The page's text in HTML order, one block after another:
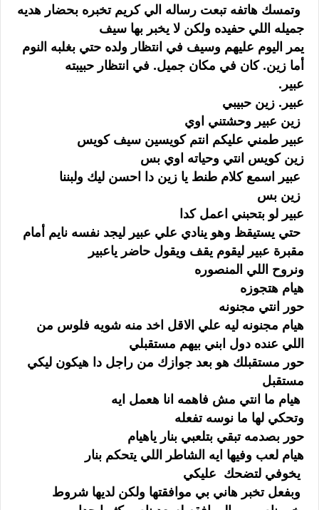
وتمسك هاتفه تبعت رساله الي كريم تخبره بحضار هديه
جميله اللي حفيده ولكن لا يخبر بها سيف
يمر اليوم عليهم وسيف في انتظار ولده حتي بغلبه النوم
أما زين. كان في مكان جميل. في انتظار حبيبته
عبير.
عبير. زين حبيبي
زين عبير وحشتني اوي
عبير طمني عليكم انتم كويسين سيف كويس
زين كويس انتي وحياته اوي بس
عبير اسمع كلام طنط يا زين دا احسن ليك ولبننا
زين بس
عبير لو بتحبني اعمل كدا
حتي يستيقظ وهو ينادي علي عبير ليجد نفسه نايم أمام
مقبرة عبير ليقوم يقف ويقول حاضر ياعبير
ونروح اللي المنصوره
هيام هتجوزه
حور انتي مجنونه
هيام مجنونه ليه علي الاقل اخد منه شويه فلوس من
اللي عنده دول ابني بيهم مستقبلي
حور مستقبلك هو بعد جوازك من راجل دا هيكون ليكي
مستقبل
هيام ما انتي مش فاهمه انا هعمل ايه
وتحكي لها ما نوسه تفعله
حور بصدمه تبقي بتلعبي بنار ياهيام
هيام لعب وفيها ايه الشاطر اللي يتحكم بنار
يخوفي لتضحك عليكي
وبفعل تخبر هاني بي موافقتها ولكن لديها شروط